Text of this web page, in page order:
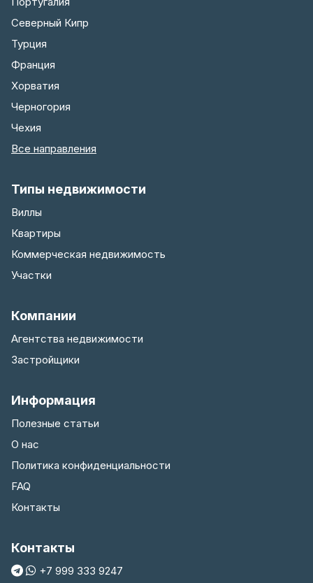
Северный Кипр
Турция
Франция
Хорватия
Черногория
Чехия
Все направления
Типы недвижимости
Виллы
Квартиры
Коммерческая недвижимость
Участки
Компании
Агентства недвижимости
Застройщики
Информация
Полезные статьи
О нас
Политика конфиденциальности
FAQ
Контакты
Контакты
+7 999 333 9247